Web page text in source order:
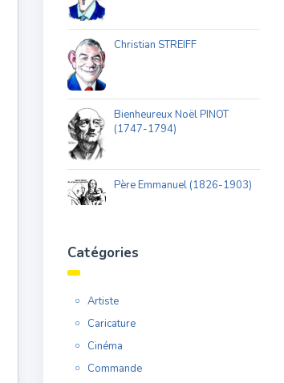
Christian STREIFF
Bienheureux Noël PINOT
(1747-1794)
Père Emmanuel (1826-1903)
Catégories
Artiste
Caricature
Cinéma
Commande